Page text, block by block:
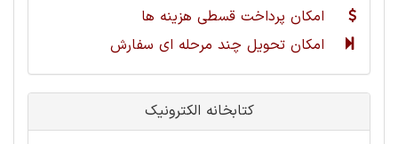
امکان پرداخت قسطی هزینه ها
امکان تحویل چند مرحله ای سفارش
کتابخانه الکترونیک